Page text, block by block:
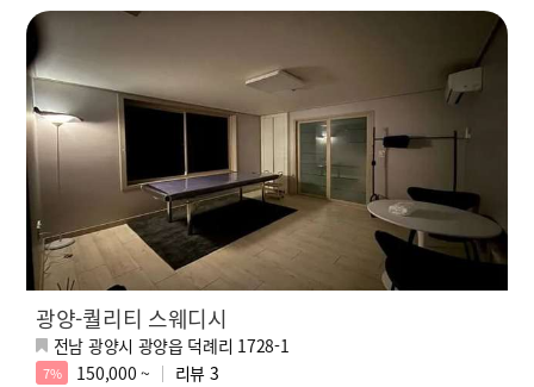
광양-퀄리티 스웨디시
전남 광양시 광양읍 덕례리 1728-1
7% 150,000 ~ 리뷰 3